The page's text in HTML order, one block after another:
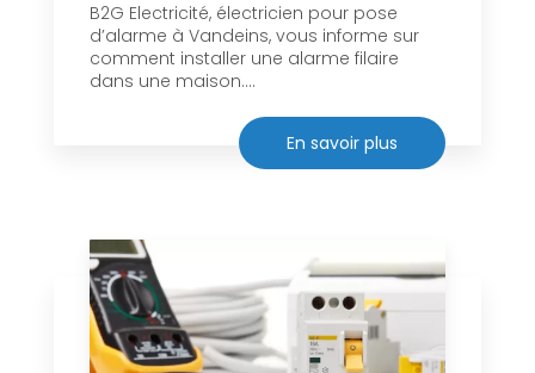
B2G Electricité, électricien pour pose
d’alarme à Vandeins, vous informe sur
comment installer une alarme filaire
dans une maison....
En savoir plus